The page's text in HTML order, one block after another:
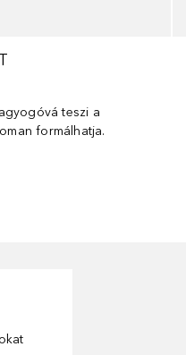
teszi a
formálhatja.